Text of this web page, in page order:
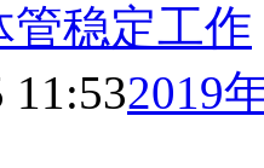
管稳定工作
11:532019